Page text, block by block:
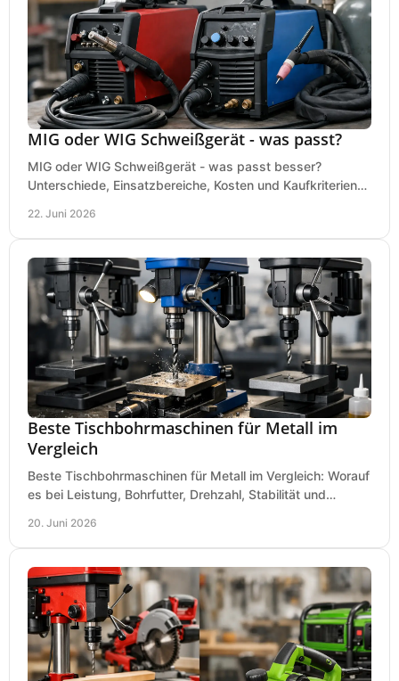
MIG oder WIG Schweißgerät - was passt?
MIG oder WIG Schweißgerät - was passt besser?
Unterschiede, Einsatzbereiche, Kosten und Kaufkriterien
22. Juni 2026
Beste Tischbohrmaschinen für Metall im
Vergleich
Beste Tischbohrmaschinen für Metall im Vergleich: Worauf
es bei Leistung, Bohrfutter, Drehzahl, Stabilität und
20. Juni 2026